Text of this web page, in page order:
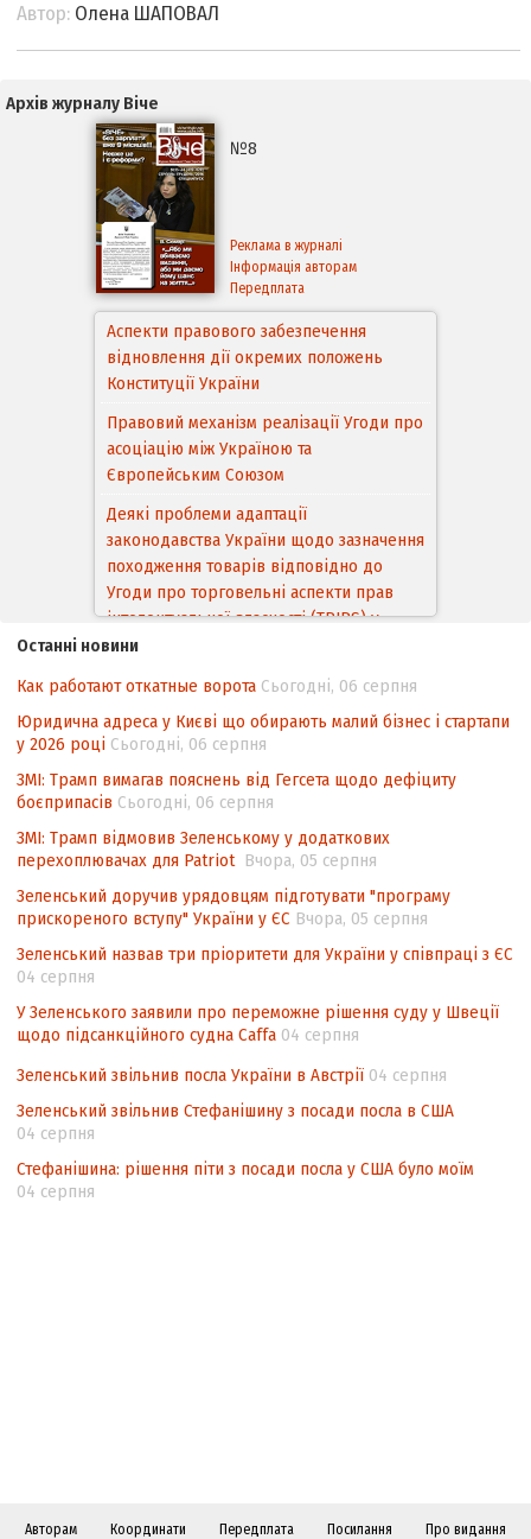
Автор: Олена ШАПОВАЛ
Архів журналу Віче
№8
Реклама в журналі
Інформація авторам
Передплата
Аспекти правового забезпечення
відновлення дії окремих положень
Конституції України
Правовий механізм реалізації Угоди про
асоціацію між Україною та
Європейським Cоюзом
Деякі проблеми адаптації
законодавства України щодо зазначення
походження товарів відповідно до
Угоди про торговельні аспекти прав
інтелектуальної власності (TRIPS) у
контексті євроінтеграції
Аналіз виборчого законодавства щодо
невизначеності механізму повторного
підрахунку голосів виборців
Інформаційна безпека суспільства
Контент-аналіз відображення сенсу
національних інтересів у стратегічних
нормативно-правових документах
Останні новини
Как работают откатные ворота Сьогодні, 06 серпня
Юридична адреса у Києві що обирають малий бізнес і стартапи
у 2026 році Сьогодні, 06 серпня
ЗМІ: Трамп вимагав пояснень від Гегсета щодо дефіциту
боєприпасів Сьогодні, 06 серпня
ЗМІ: Трамп відмовив Зеленському у додаткових
перехоплювачах для Patriot Вчора, 05 серпня
Зеленський доручив урядовцям підготувати "програму
прискореного вступу" України у ЄС Вчора, 05 серпня
Зеленський назвав три пріоритети для України у співпраці з ЄС
04 серпня
У Зеленського заявили про переможне рішення суду у Швеції
щодо підсанкційного судна Caffa 04 серпня
Зеленський звільнив посла України в Австрії 04 серпня
Зеленський звільнив Стефанішину з посади посла в США
04 серпня
Стефанішина: рішення піти з посади посла у США було моїм
04 серпня
Авторам Координати Передплата Посилання Про видання